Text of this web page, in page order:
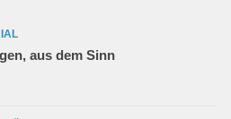
aus dem Sinn